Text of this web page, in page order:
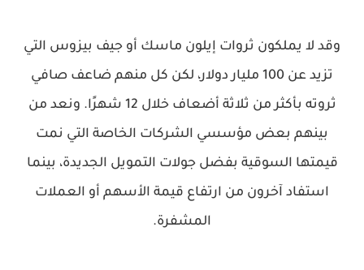
وقد لا يملكون ثروات إيلون ماسك أو جيف بيزوس التي
تزيد عن 100 مليار دولار، لكن كل منهم ضاعف صافي
ثروته بأكثر من ثلاثة أضعاف خلال 12 شهرًا. ونعد من
بينهم بعض مؤسسي الشركات الخاصة التي نمت
قيمتها السوقية بفضل جولات التمويل الجديدة، بينما
استفاد آخرون من ارتفاع قيمة الأسهم أو العملات
المشفرة.